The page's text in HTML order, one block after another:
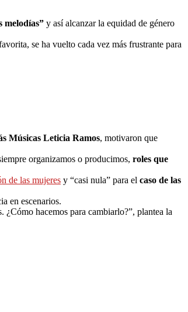
melodías” y así alcanzar la equidad de género
se ha vuelto cada vez más frustrante para
Músicas Leticia Ramos, motivaron que
organizamos o producimos, roles que
de las mujeres y “casi nula” para el caso de las
en escenarios.
¿Cómo hacemos para cambiarlo?”, plantea la